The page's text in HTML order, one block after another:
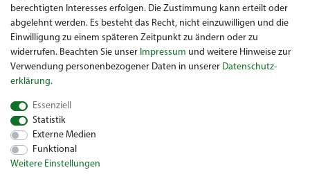
Sie suchen ein gebrauchtes Golf Car? Maiers Golfcarts ist Ihr
österreichischer Golfcar Händler für Clubcar, Ezgo, Garia, Melex
und Yamaha! Maiers Golfcarts ist zudem Ihre Nummer 1
Golfcart-Werkstatt für Hartle Car, Tomberlin, Hyundai, HDK,
Lamborghini und Graf Carello Fahrzeuge. Wir freuen uns über
berechtigten Interesses erfolgen. Die Zustimmung kann erteilt oder
abgelehnt werden. Es besteht das Recht, nicht einzuwilligen und die
Einwilligung zu einem späteren Zeitpunkt zu ändern oder zu
widerrufen. Beachten Sie unser Impressum und weitere Hinweise zur
Verwendung personenbezogener Daten in unserer Daten­schutz­
erklärung.
Essenziell
Statistik
Externe Medien
Funktional
Weitere Einstellungen